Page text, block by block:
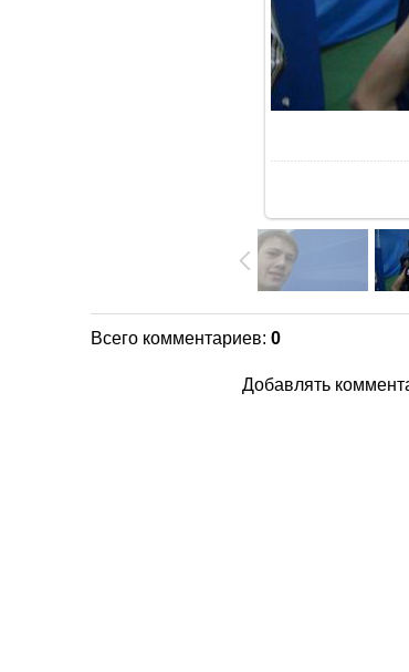
Всего комментариев: 0
Добавлять